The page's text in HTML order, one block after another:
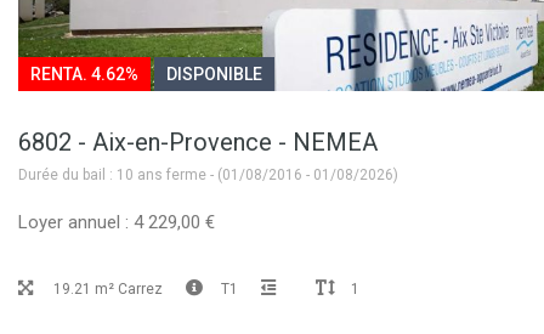
RENTA. 4.62% DISPONIBLE
6802 - Aix-en-Provence - NEMEA
Durée du bail : 10 ans ferme - (01/08/2016 - 01/08/2026)
Loyer annuel : 4 229,00 €
19.21 m² Carrez T1 1